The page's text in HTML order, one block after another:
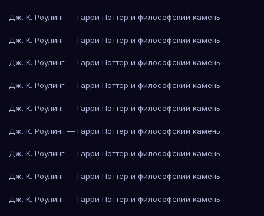
Дж. К. Роулинг — Гарри Поттер и философский камень
Дж. К. Роулинг — Гарри Поттер и философский камень
Дж. К. Роулинг — Гарри Поттер и философский камень
Дж. К. Роулинг — Гарри Поттер и философский камень
Дж. К. Роулинг — Гарри Поттер и философский камень
Дж. К. Роулинг — Гарри Поттер и философский камень
Дж. К. Роулинг — Гарри Поттер и философский камень
Дж. К. Роулинг — Гарри Поттер и философский камень
Дж. К. Роулинг — Гарри Поттер и философский камень